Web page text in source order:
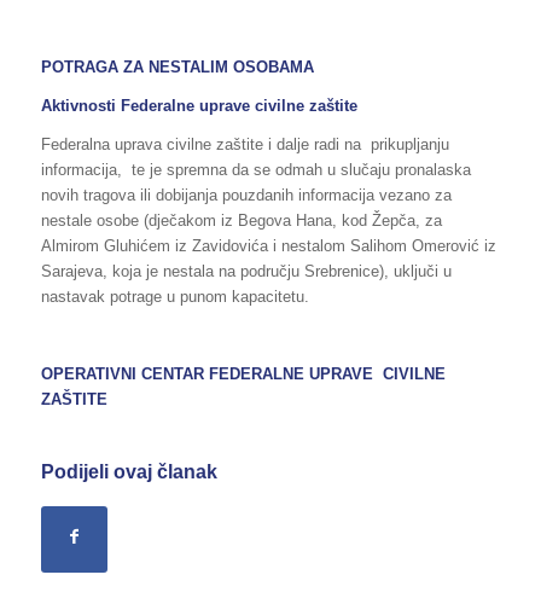
POTRAGA ZA NESTALIM OSOBAMA
Aktivnosti Federalne uprave civilne zaštite
Federalna uprava civilne zaštite i dalje radi na prikupljanju
informacija, te je spremna da se odmah u slučaju pronalaska
novih tragova ili dobijanja pouzdanih informacija vezano za
nestale osobe (dječakom iz Begova Hana, kod Žepča, za
Almirom Gluhićem iz Zavidovića i nestalom Salihom Omerović iz
Sarajeva, koja je nestala na području Srebrenice), uključi u
nastavak potrage u punom kapacitetu.
OPERATIVNI CENTAR FEDERALNE UPRAVE CIVILNE
ZAŠTITE
Podijeli ovaj članak